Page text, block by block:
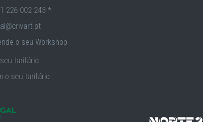
226 002 243 *
o seu Workshop
tarifário.
o seu tarifário.